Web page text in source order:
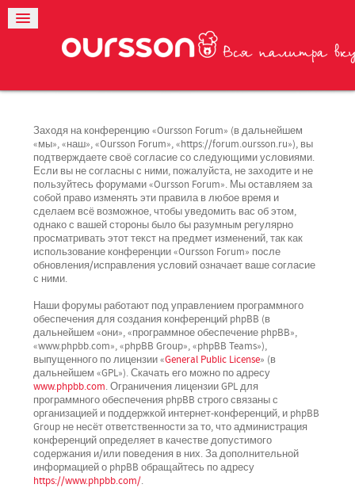
Заходя на конференцию «Oursson Forum» (в дальнейшем
«мы», «наш», «Oursson Forum», «https://forum.oursson.ru»), вы
подтверждаете своё согласие со следующими условиями.
Если вы не согласны с ними, пожалуйста, не заходите и не
пользуйтесь форумами «Oursson Forum». Мы оставляем за
собой право изменять эти правила в любое время и
сделаем всё возможное, чтобы уведомить вас об этом,
однако с вашей стороны было бы разумным регулярно
просматривать этот текст на предмет изменений, так как
использование конференции «Oursson Forum» после
обновления/исправления условий означает ваше согласие
с ними.
Наши форумы работают под управлением программного
обеспечения для создания конференций phpBB (в
дальнейшем «они», «программное обеспечение phpBB»,
«www.phpbb.com», «phpBB Group», «phpBB Teams»),
выпущенного по лицензии «General Public License» (в
дальнейшем «GPL»). Скачать его можно по адресу
www.phpbb.com. Ограничения лицензии GPL для
программного обеспечения phpBB строго связаны с
организацией и поддержкой интернет-конференций, и phpBB
Group не несёт ответственности за то, что администрация
конференций определяет в качестве допустимого
содержания и/или поведения в них. За дополнительной
информацией о phpBB обращайтесь по адресу
https://www.phpbb.com/.